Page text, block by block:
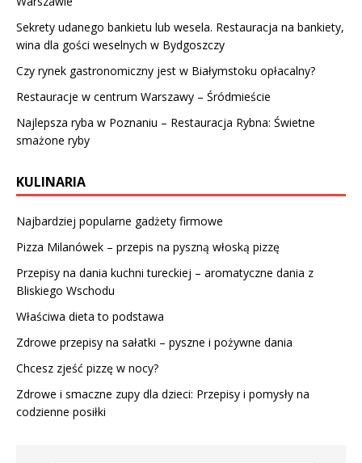
Sekrety udanego bankietu lub wesela. Restauracja na bankiety,
wina dla gości weselnych w Bydgoszczy
Czy rynek gastronomiczny jest w Białymstoku opłacalny?
Restauracje w centrum Warszawy – Śródmieście
Najlepsza ryba w Poznaniu – Restauracja Rybna: Świetne
smażone ryby
KULINARIA
Najbardziej popularne gadżety firmowe
Pizza Milanówek – przepis na pyszną włoską pizzę
Przepisy na dania kuchni tureckiej – aromatyczne dania z
Bliskiego Wschodu
Właściwa dieta to podstawa
Zdrowe przepisy na sałatki – pyszne i pożywne dania
Chcesz zjeść pizzę w nocy?
Zdrowe i smaczne zupy dla dzieci: Przepisy i pomysły na
codzienne posiłki